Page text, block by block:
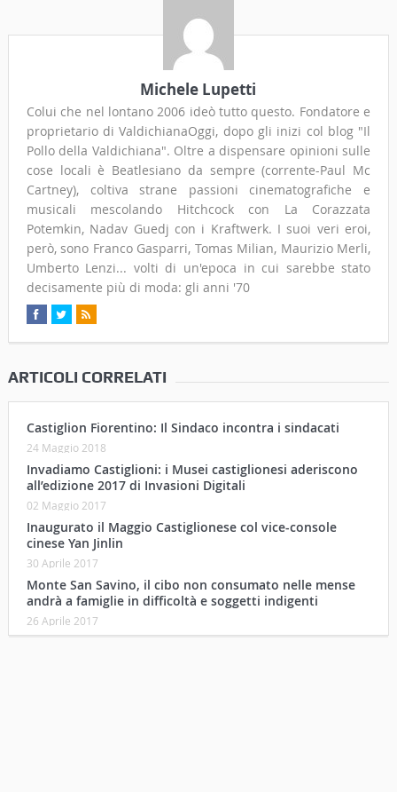
Michele Lupetti
Colui che nel lontano 2006 ideò tutto questo. Fondatore e
proprietario di ValdichianaOggi, dopo gli inizi col blog "Il
Pollo della Valdichiana". Oltre a dispensare opinioni sulle
cose locali è Beatlesiano da sempre (corrente-Paul Mc
Cartney), coltiva strane passioni cinematografiche e
musicali mescolando Hitchcock con La Corazzata
Potemkin, Nadav Guedj con i Kraftwerk. I suoi veri eroi,
però, sono Franco Gasparri, Tomas Milian, Maurizio Merli,
Umberto Lenzi... volti di un'epoca in cui sarebbe stato
decisamente più di moda: gli anni '70
ARTICOLI CORRELATI
Castiglion Fiorentino: Il Sindaco incontra i sindacati
24 Maggio 2018
Invadiamo Castiglioni: i Musei castiglionesi aderiscono
all’edizione 2017 di Invasioni Digitali
02 Maggio 2017
Inaugurato il Maggio Castiglionese col vice-console
cinese Yan Jinlin
30 Aprile 2017
Monte San Savino, il cibo non consumato nelle mense
andrà a famiglie in difficoltà e soggetti indigenti
26 Aprile 2017